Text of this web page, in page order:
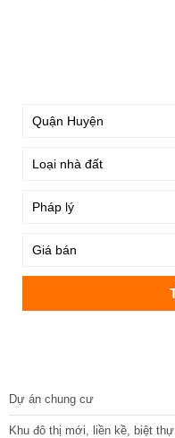
Dự án chung cư
Khu đô thị mới, liền kề, biệt thự